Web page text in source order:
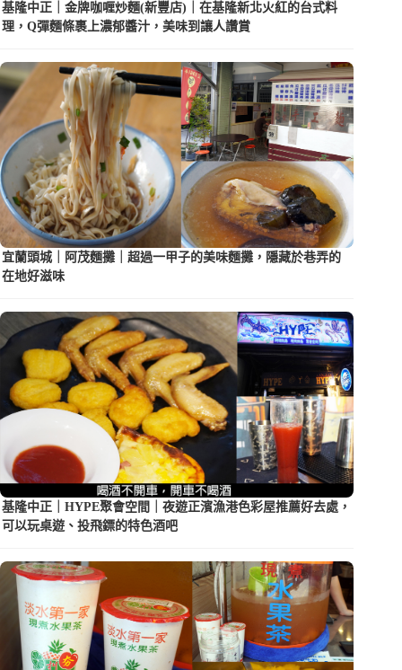
基隆中正｜金牌咖喱炒麵(新豐店)｜在基隆新北火紅的台式料
理，Q彈麵條裹上濃郁醬汁，美味到讓人讚賞
宜蘭頭城｜阿茂麵攤｜超過一甲子的美味麵攤，隱藏於巷弄的
在地好滋味
基隆中正｜HYPE聚會空間｜夜遊正濱漁港色彩屋推薦好去處，
可以玩桌遊、投飛鏢的特色酒吧